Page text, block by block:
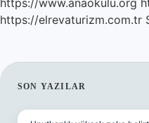
https://www.anaokulu.org
https://elrevaturizm.com.tr
SIDEBAR
SON YAZILAR